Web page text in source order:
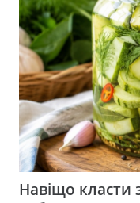
Навіщо класти